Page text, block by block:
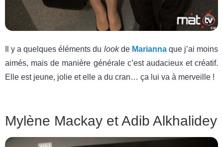
Il y a quelques éléments du lookde Mariannaque j’ai moins
aimés, mais de manière générale c’est audacieux et créatif.
Elle est jeune, jolie et elle a du cran… ça lui va à merveille !
Mylène Mackay et Adib Alkhalidey